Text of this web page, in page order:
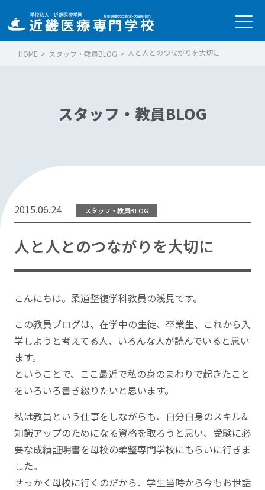
HOME > スタッフ・教員BLOG > 人と人とのつながりを大切に
スタッフ・教員BLOG
2015.06.24 スタッフ・教員BLOG
人と人とのつながりを大切に
こんにちは。柔道整復学科教員の浅見です。
この教員ブログは、在学中の生徒、卒業生、これから入
学しようと考えてる人、いろんな人が読んでいると思い
ます。
ということで、ここ最近で私の身のまわりで起きたこと
をいろいろ書き綴りたいと思います。
私は教員という仕事をしながらも、自分自身のスキル&
知識アップのためになる資格を取ろうと思い、受験に必
要な成績証明書を母校の柔整専門学校にもらいに行きま
した。
せっかく母校に行くのだから、学生当時から今もお世話